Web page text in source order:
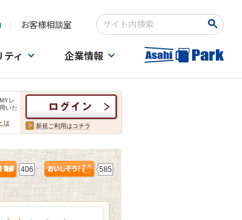
お客様相談室
検索キーワード入力
ィ 企業情報
レ
いた
は 新規ご利用はコチラ
406 585